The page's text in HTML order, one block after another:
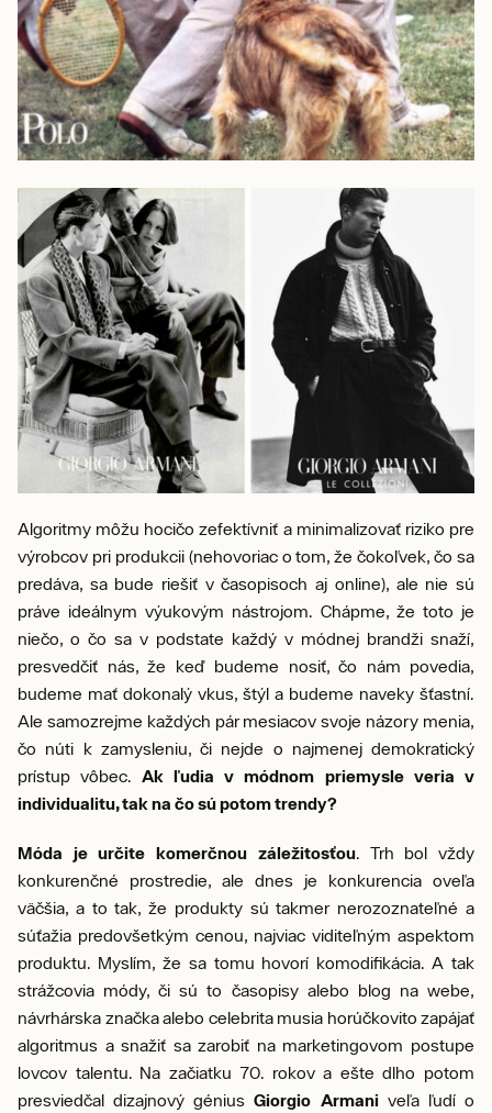
Algoritmy môžu hocičo zefektívniť a minimalizovať riziko pre
výrobcov pri produkcii (nehovoriac o tom, že čokoľvek, čo sa
predáva, sa bude riešiť v časopisoch aj online), ale nie sú
práve ideálnym výukovým nástrojom. Chápme, že toto je
niečo, o čo sa v podstate každý v módnej brandži snaží,
presvedčiť nás, že keď budeme nosiť, čo nám povedia,
budeme mať dokonalý vkus, štýl a budeme naveky šťastní.
Ale samozrejme každých pár mesiacov svoje názory menia,
čo núti k zamysleniu, či nejde o najmenej demokratický
prístup vôbec. Ak ľudia v módnom priemysle veria v
individualitu, tak na čo sú potom trendy?
Móda je určite komerčnou záležitosťou. Trh bol vždy
konkurenčné prostredie, ale dnes je konkurencia oveľa
väčšia, a to tak, že produkty sú takmer nerozoznateľné a
súťažia predovšetkým cenou, najviac viditeľným aspektom
produktu. Myslím, že sa tomu hovorí komodifikácia. A tak
strážcovia módy, či sú to časopisy alebo blog na webe,
návrhárska značka alebo celebrita musia horúčkovito zapájať
algoritmus a snažiť sa zarobiť na marketingovom postupe
lovcov talentu. Na začiatku 70. rokov a ešte dlho potom
presviedčal dizajnový géniusGiorgio Armani veľa ľudí o